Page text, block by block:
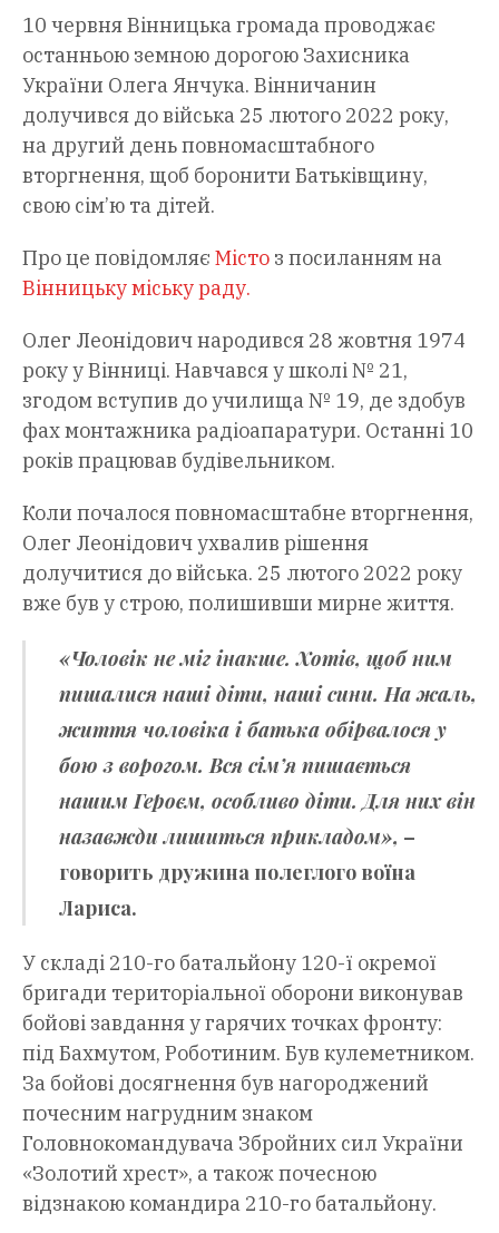
10 червня Вінницька громада проводжає
останньою земною дорогою Захисника
України Олега Янчука. Вінничанин
долучився до війська 25 лютого 2022 року,
на другий день повномасштабного
вторгнення, щоб боронити Батьківщину,
свою сім’ю та дітей.
Про це повідомляє Місто з посиланням на
Вінницьку міську раду.
Олег Леонідович народився 28 жовтня 1974
року у Вінниці. Навчався у школі № 21,
згодом вступив до училища № 19, де здобув
фах монтажника радіоапаратури. Останні 10
років працював будівельником.
Коли почалося повномасштабне вторгнення,
Олег Леонідович ухвалив рішення
долучитися до війська. 25 лютого 2022 року
вже був у строю, полишивши мирне життя.
«Чоловік не міг інакше. Хотів, щоб ним
пишалися наші діти, наші сини. На жаль,
життя чоловіка і батька обірвалося у
бою з ворогом. Вся сім’я пишається
нашим Героєм, особливо діти. Для них він
назавжди лишиться прикладом», –
говорить дружина полеглого воїна
Лариса.
У складі 210-го батальйону 120-ї окремої
бригади територіальної оборони виконував
бойові завдання у гарячих точках фронту:
під Бахмутом, Роботиним. Був кулеметником.
За бойові досягнення був нагороджений
почесним нагрудним знаком
Головнокомандувача Збройних сил України
«Золотий хрест», а також почесною
відзнакою командира 210-го батальйону.